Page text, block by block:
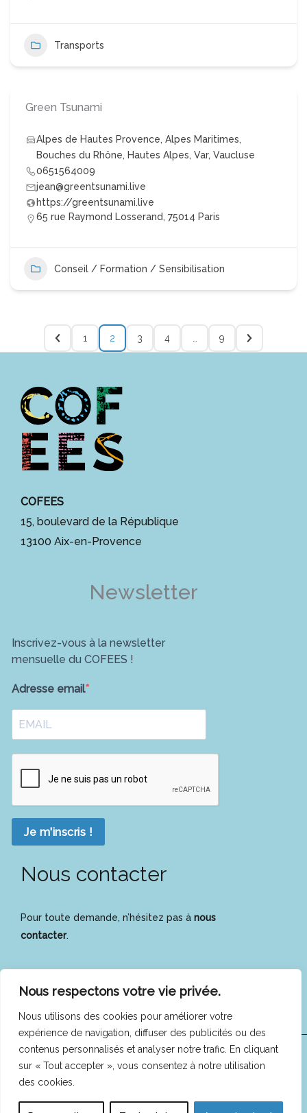
Nous respectons votre vie privée.
Nous utilisons des cookies pour améliorer votre
expérience de navigation, diffuser des publicités ou des
contenus personnalisés et analyser notre trafic. En cliquant
sur « Tout accepter », vous consentez à notre utilisation
des cookies.
Transports
Green Tsunami
Alpes de Hautes Provence, Alpes Maritimes,
Bouches du Rhône, Hautes Alpes, Var, Vaucluse
0651564009
jean@greentsunami.live
https://greentsunami.live
65 rue Raymond Losserand, 75014 Paris
Conseil / Formation / Sensibilisation
1 2 3 4 … 9
COFEES
15, boulevard de la République
13100 Aix-en-Provence
Newsletter
Inscrivez-vous à la newsletter
mensuelle du COFEES !
Adresse email
Je m'inscris !
Nous contacter
Pour toute demande, n’hésitez pas à nous
contacter.
COFEES © 2025 -Mentions légales|Politique de